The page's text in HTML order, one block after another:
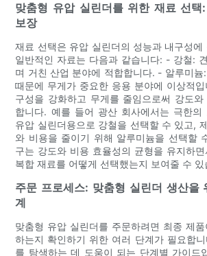
맞춤형 유압 실린더를 위한 재료 선택
보장
재료 선택은 유압 실린더의 성능과 내구성에
일반적인 자료는 다음과 같습니다: - 강철:
며 거친 산업 분야에 적합합니다. - 알루미늄
때문에 무게가 중요한 응용 분야에 이상적
구성을 강화하고 무게를 줄임으로써 강도
합니다. 예를 들어 광산 회사에서는 극한의
유압 실린더용으로 강철을 선택할 수 있고,
와 비용을 줄이기 위해 알루미늄을 선택할
구는 강도와 비용 효율성의 균형을 유지하
복합 재료를 어떻게 선택했는지 보여줄 수 있
주문 프로세스: 맞춤형 실린더 생산을
계
맞춤형 유압 실린더를 주문하려면 최종 제
하는지 확인하기 위한 여러 단계가 필요합
를 탐색하는 데 도움이 되는 단계별 가이드